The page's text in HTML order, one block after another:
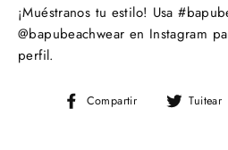
¡Muéstranos tu estilo! Usa
@bapubeachwear en Instagram
perfil.
Compartir
Compartir
Tuitear